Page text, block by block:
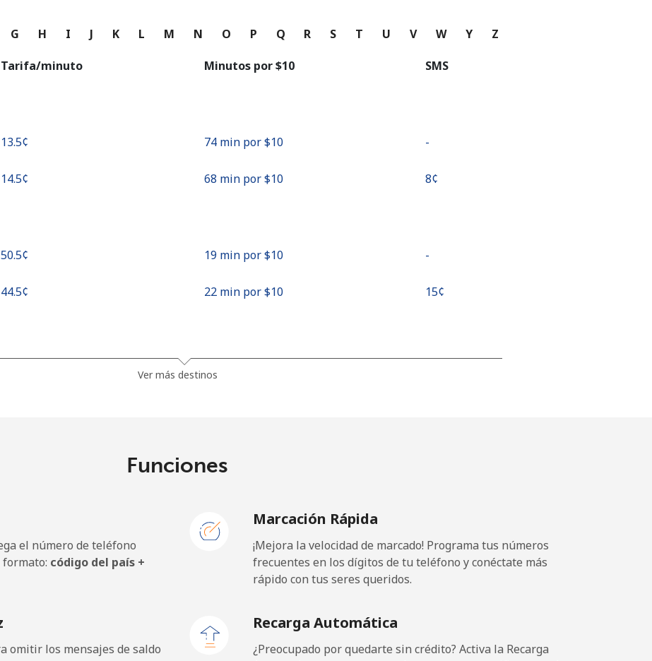
Continuar con
G H I J K L M N O P Q R S T U V W Y Z
Tarifa/minuto Minutos por ⁦$10⁩ SMS
⁦13.5¢⁩ 74 min por ⁦$10⁩ -
⁦14.5¢⁩ 68 min por ⁦$10⁩ ⁦8¢⁩
⁦50.5¢⁩ 19 min por ⁦$10⁩ -
⁦44.5¢⁩ 22 min por ⁦$10⁩ ⁦15¢⁩
16 min por ⁦$10⁩
⁦48.5¢⁩ 20 min por ⁦$10⁩
Ver más destinos
Funciones
el número de teléfono
formato: código del país +
Marcación Rápida
¡Mejora la velocidad de marcado! Programa tus números
frecuentes en los dígitos de tu teléfono y conéctate más
rápido con tus seres queridos.
omitir los mensajes de saldo
Recarga Automática
¿Preocupado por quedarte sin crédito? Activa la Recarga